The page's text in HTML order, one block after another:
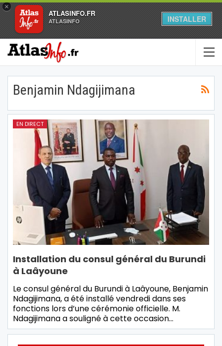
×
ATLASINFO.FR
ATLASINFO INSTALLER
Benjamin Ndagijimana
EN DIRECT
Installation du consul général du Burundi
à Laâyoune
Le consul général du Burundi à Laâyoune, Benjamin
Ndagijimana, a été installé vendredi dans ses
fonctions lors d’une cérémonie officielle. M.
Ndagijimana a souligné à cette occasion…